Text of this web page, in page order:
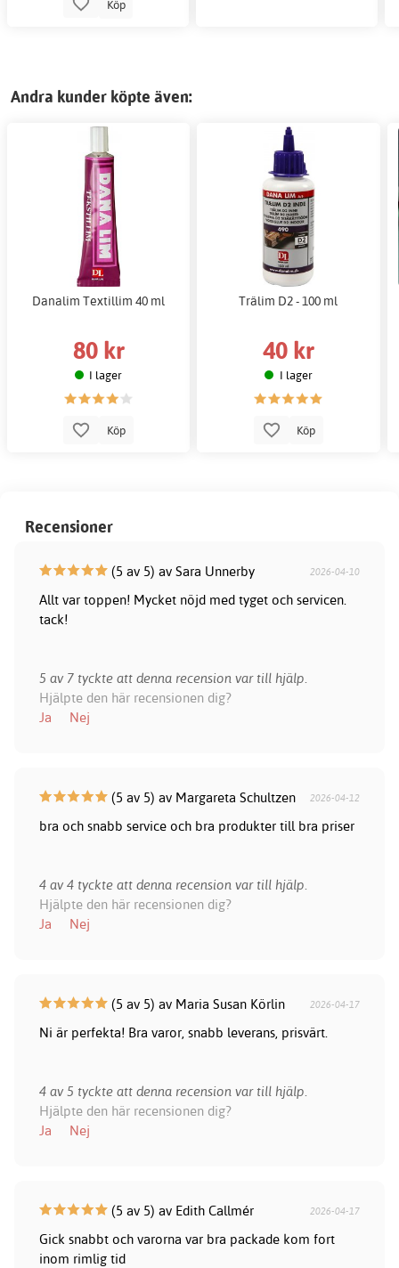
Köp
Andra kunder köpte även:
Danalim Textillim 40 ml
80 kr
I lager
Köp
Trälim D2 - 100 ml
40 kr
I lager
Köp
Recensioner
(5 av 5) av Sara Unnerby 2026-04-10
Allt var toppen! Mycket nöjd med tyget och servicen.
tack!
5 av 7 tyckte att denna recension var till hjälp.
Hjälpte den här recensionen dig?
Ja
Nej
(5 av 5) av Margareta Schultzen 2026-04-12
bra och snabb service och bra produkter till bra priser
4 av 4 tyckte att denna recension var till hjälp.
Hjälpte den här recensionen dig?
Ja
Nej
(5 av 5) av Maria Susan Körlin 2026-04-17
Ni är perfekta! Bra varor, snabb leverans, prisvärt.
4 av 5 tyckte att denna recension var till hjälp.
Hjälpte den här recensionen dig?
Ja
Nej
(5 av 5) av Edith Callmér 2026-04-17
Gick snabbt och varorna var bra packade kom fort
inom rimlig tid